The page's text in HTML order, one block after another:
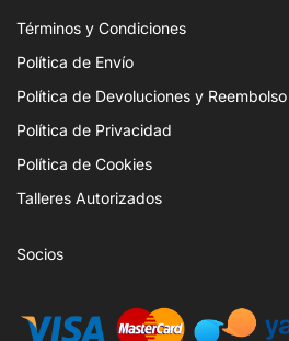
Términos y Condiciones
Política de Envío
Política de Devoluciones y Reembolso
Política de Privacidad
Política de Cookies
Talleres Autorizados
Socios